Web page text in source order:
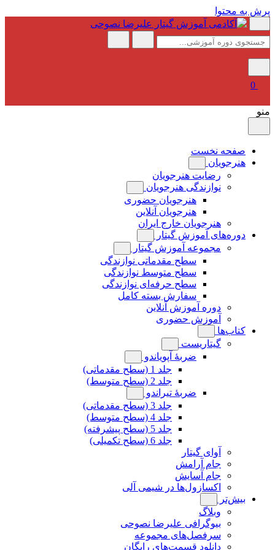
پرش به محتوا
0
منو
صفحه نخست
هنرجویان
رضایت هنرجویان
نوازندگی هنرجویان
هنرجویان حضوری
هنرجویان آنلاین
هنرجویان خارج ایران
دوره‌های آموزش گیتار
مجموعه آموزش گیتار
سطح مقدماتی نوازندگی
سطح متوسط نوازندگی
سطح حرفه‌ای نوازندگی
سفارش بسته کامل
دوره آموزش آنلاین
آموزش حضوری
کتاب‌ها
گیتاریست
ضربۀ آپویاندو
جلد 1 (سطح مقدماتی)
جلد 2 (سطح متوسط)
ضربۀ تیراندو
جلد 3 (سطح مقدماتی)
جلد 4 (سطح متوسط)
جلد 5 (سطح پیشرفته)
جلد 6 (سطح تکمیلی)
آوای گیتار
جام آرامش
جام آسایش
اکسازول‌ها در شیمی آلی
بیش‌تر
وبلاگ
بیوگرافی علیرضا نصوحی
سرفصل‌های مجموعه
دانلود قسمت‌های رایگان